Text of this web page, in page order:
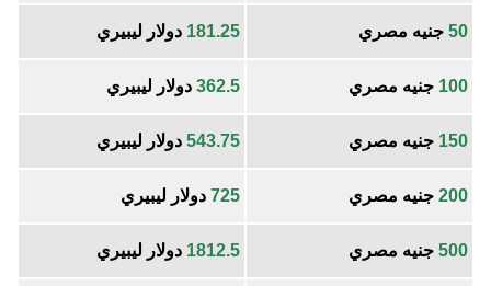
50 جنيه مصري 181.25 دولار ليبيري
100 جنيه مصري 362.5 دولار ليبيري
150 جنيه مصري 543.75 دولار ليبيري
200 جنيه مصري 725 دولار ليبيري
500 جنيه مصري 1812.5 دولار ليبيري